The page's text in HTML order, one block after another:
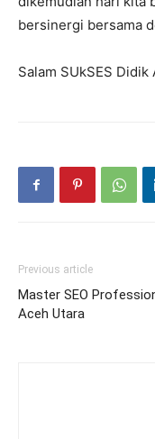
bersinergi bersama
Salam SUkSES Didik
Previous article
Master SEO
Aceh Utara